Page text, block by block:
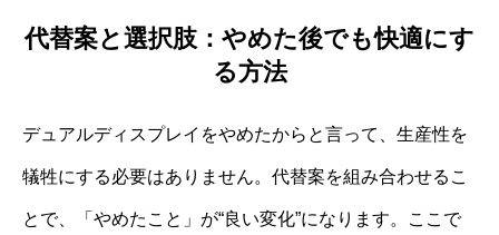
代替案と選択肢：やめた後でも快適にす
る方法
デュアルディスプレイをやめたからと言って、生産性を
犠牲にする必要はありません。代替案を組み合わせるこ
とで、「やめたこと」が“良い変化”になります。ここで